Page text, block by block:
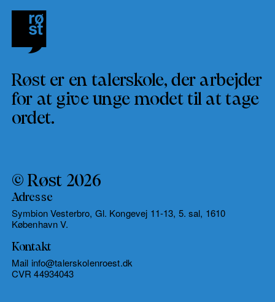
Røst er en talerskole, der arbejder
for at give unge modet til at tage
ordet.
© Røst 2026
Adresse
Symbion Vesterbro, Gl. Kongevej 11-13, 5. sal, 1610
København V.
Kontakt
Mail info@talerskolenroest.dk
CVR 44934043